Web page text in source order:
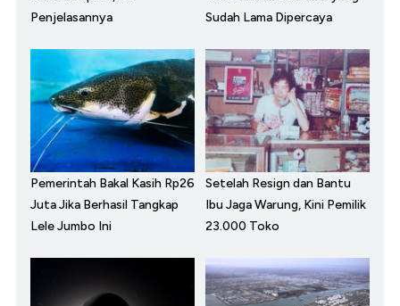
Penjelasannya
Sudah Lama Dipercaya
Pemerintah Bakal Kasih Rp26
Juta Jika Berhasil Tangkap
Lele Jumbo Ini
Setelah Resign dan Bantu
Ibu Jaga Warung, Kini Pemilik
23.000 Toko